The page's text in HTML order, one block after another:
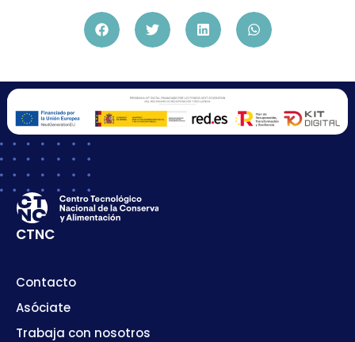
CTNC
Contacto
Asóciate
Trabaja con nosotros